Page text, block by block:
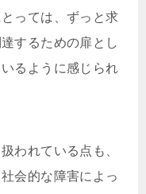
っては、ずっと求
するための扉とし
るように感じられ
われている点も、
会的な障害によっ